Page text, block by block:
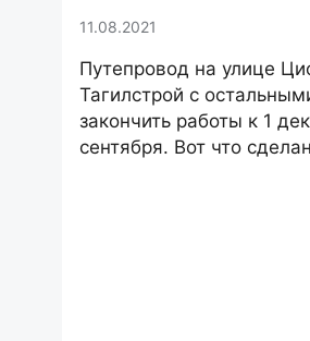
11.08.2021
Путепровод на улице
Тагилстрой с
закончить работы к 1
сентября. Вот что